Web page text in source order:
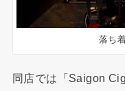
落ち
同店では「Saigon